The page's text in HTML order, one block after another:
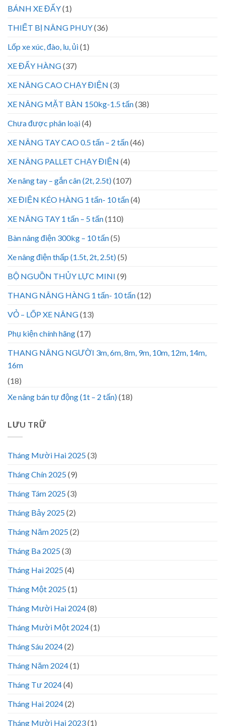
BÁNH XE ĐẨY(1)
THIẾT BỊ NÂNG PHUY(36)
Lốp xe xúc, đào, lu, ủi(1)
XE ĐẨY HÀNG(37)
XE NÂNG CAO CHẠY ĐIỆN (3)
XE NÂNG MẶT BÀN 150kg-1.5 tấn(38)
Chưa được phân loại(4)
XE NÂNG TAY CAO 0.5 tấn – 2 tấn(46)
XE NÂNG PALLET CHẠY ĐIỆN (4)
Xe nâng tay – gắn cân (2t, 2.5t)(107)
XE ĐIỆN KÉO HÀNG 1 tấn- 10 tấn(4)
XE NÂNG TAY 1 tấn – 5 tấn(110)
Bàn nâng điện 300kg – 10 tấn(5)
Xe nâng điện thấp (1.5t, 2t, 2.5t)(5)
BỘ NGUỒN THỦY LỰC MINI (9)
THANG NÂNG HÀNG 1 tấn- 10 tấn(12)
VỎ – LỐP XE NÂNG(13)
Phụ kiện chính hãng(17)
THANG NÂNG NGƯỜI 3m, 6m, 8m, 9m, 10m, 12m, 14m,
16m
(18)
Xe nâng bán tự động (1t – 2 tấn)(18)
LƯU TRỮ
Tháng Mười Hai 2025(3)
Tháng Chín 2025(9)
Tháng Tám 2025(3)
Tháng Bảy 2025(2)
Tháng Năm 2025(2)
Tháng Ba 2025(3)
Tháng Hai 2025(4)
Tháng Một 2025(1)
Tháng Mười Hai 2024(8)
Tháng Mười Một 2024(1)
Tháng Sáu 2024(2)
Tháng Năm 2024(1)
Tháng Tư 2024(4)
Tháng Hai 2024(2)
Tháng Mười Hai 2023(1)